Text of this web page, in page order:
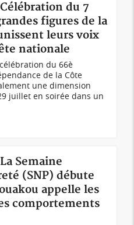
du 7
figures de la
leurs voix
nationale
du 66è
de la Côte
une dimension
juillet en soirée dans un
Semaine
(SNP) débute
appelle les
comportements